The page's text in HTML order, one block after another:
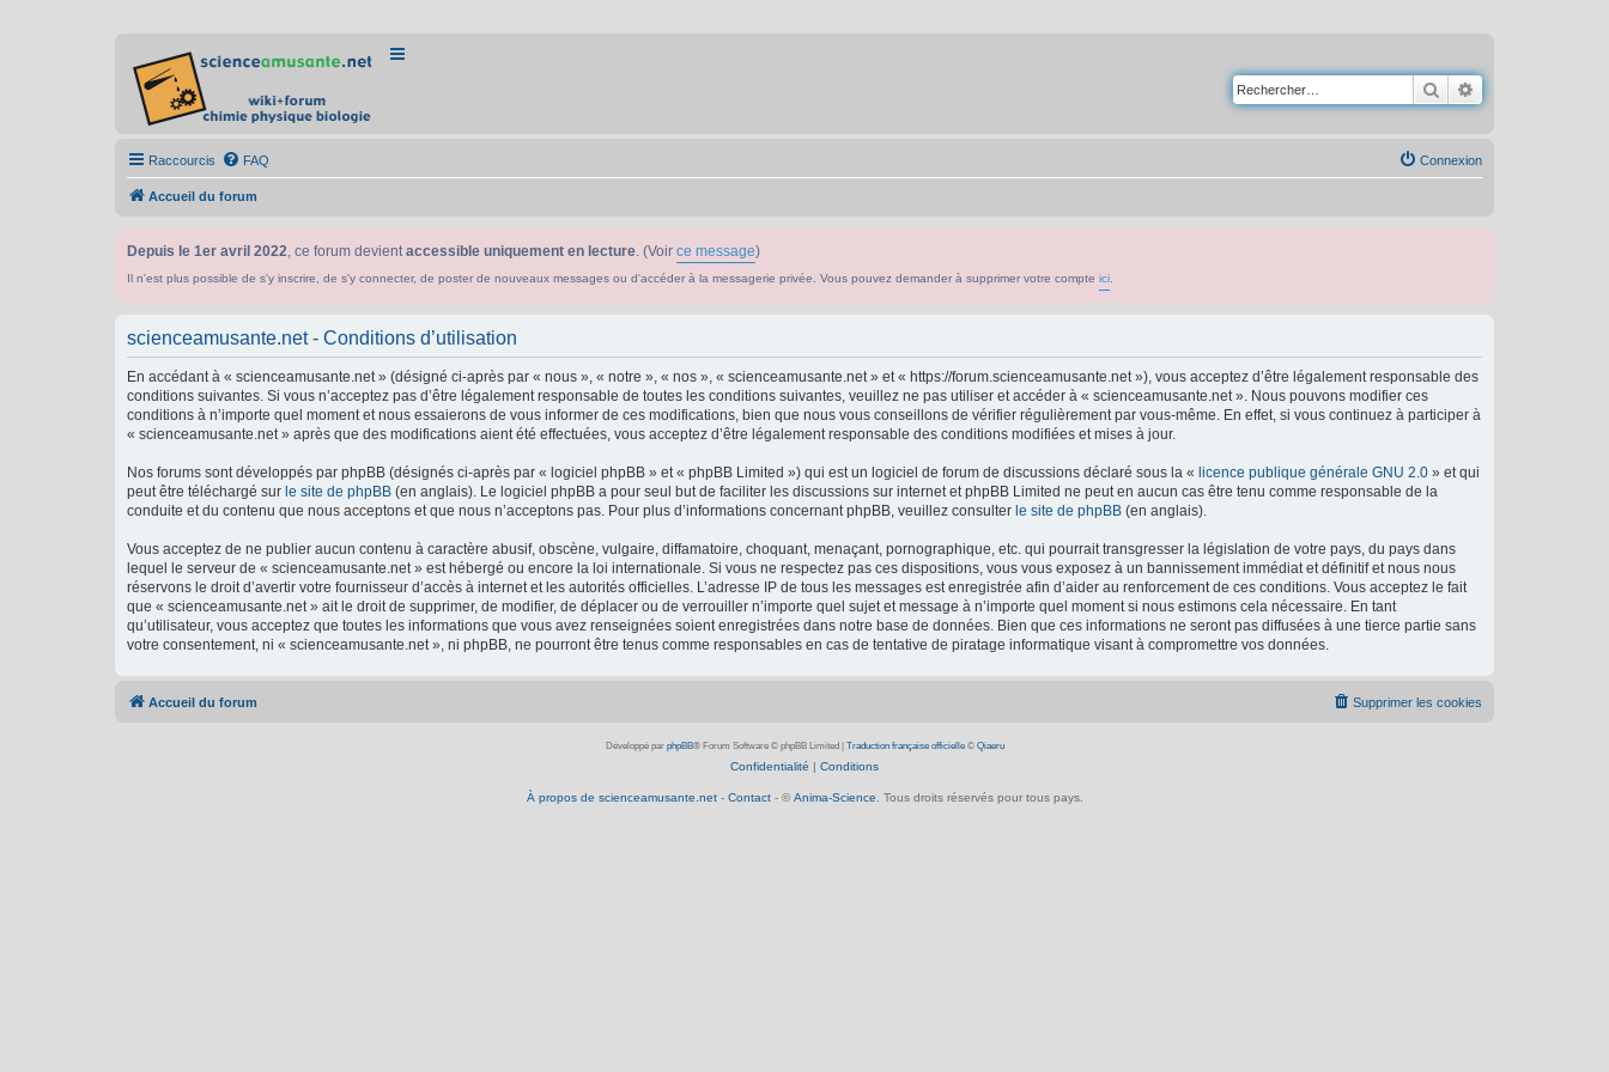
Rechercher
Raccourcis FAQ Connexion
Accueil du forum
Depuis le 1er avril 2022, ce forum devientaccessible uniquement en lecture. (Voir ce message)
Il n'est plus possible de s'y inscrire, de s'y connecter, de poster de nouveaux messages ou d'accéder à la messagerie privée. Vous pouvez demander à supprimer votre compte ici
scienceamusante.net - Conditions d’utilisation
En accédant à « scienceamusante.net » (désigné ci-après par « nous », « notre », « nos », « scienceamusante.net » et « https://forum.scienceamusante.net »), vous acceptez d’être légalement responsable des
conditions suivantes. Si vous n’acceptez pas d’être légalement responsable de toutes les conditions suivantes, veuillez ne pas utiliser et accéder à « scienceamusante.net ». Nous pouvons modifier ces
conditions à n’importe quel moment et nous essaierons de vous informer de ces modifications, bien que nous vous conseillons de vérifier régulièrement par vous-même. En effet, si vous continuez à participer à
« scienceamusante.net » après que des modifications aient été effectuées, vous acceptez d’être légalement responsable des conditions modifiées et mises à jour.
Nos forums sont développés par phpBB (désignés ci-après par « logiciel phpBB » et « phpBB Limited ») qui est un logiciel de forum de discussions déclaré sous la « licence publique générale GNU 2.0 » et qui
peut être téléchargé sur le site de phpBB (en anglais). Le logiciel phpBB a pour seul but de faciliter les discussions sur internet et phpBB Limited ne peut en aucun cas être tenu comme responsable de la
conduite et du contenu que nous acceptons et que nous n’acceptons pas. Pour plus d’informations concernant phpBB, veuillez consulter le site de phpBB (en anglais).
Vous acceptez de ne publier aucun contenu à caractère abusif, obscène, vulgaire, diffamatoire, choquant, menaçant, pornographique, etc. qui pourrait transgresser la législation de votre pays, du pays dans
lequel le serveur de « scienceamusante.net » est hébergé ou encore la loi internationale. Si vous ne respectez pas ces dispositions, vous vous exposez à un bannissement immédiat et définitif et nous nous
réservons le droit d’avertir votre fournisseur d’accès à internet et les autorités officielles. L’adresse IP de tous les messages est enregistrée afin d’aider au renforcement de ces conditions. Vous acceptez le fait
que « scienceamusante.net » ait le droit de supprimer, de modifier, de déplacer ou de verrouiller n’importe quel sujet et message à n’importe quel moment si nous estimons cela nécessaire. En tant
qu’utilisateur, vous acceptez que toutes les informations que vous avez renseignées soient enregistrées dans notre base de données. Bien que ces informations ne seront pas diffusées à une tierce partie sans
votre consentement, ni « scienceamusante.net », ni phpBB, ne pourront être tenus comme responsables en cas de tentative de piratage informatique visant à compromettre vos données.
Accueil du forum Supprimer les cookies
Développé par phpBB® Forum Software © phpBB Limited Traduction française officielle© Qiaeru
Confidentialité | Conditions
À propos de scienceamusante.net- Contact- © Anima-Science . Tous droits réservés pour tous pays.